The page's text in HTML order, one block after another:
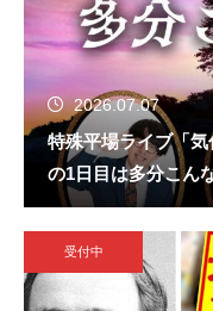
2026.07.07
特殊平場ライブ「
の1日目は多分こん
受付中